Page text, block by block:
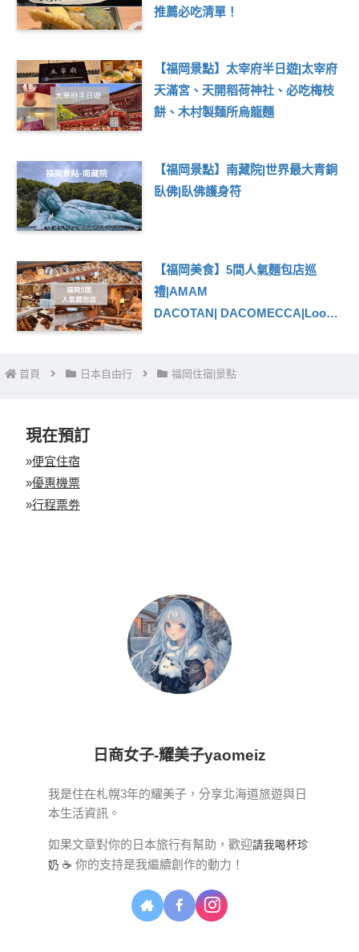
推薦必吃清單！
【福岡景點】太宰府半日遊|太宰府
天滿宮、天開稻荷神社、必吃梅枝
餅、木村製麺所烏龍麵
【福岡景點】南藏院|世界最大青銅
臥佛|臥佛護身符
【福岡美食】5間人氣麵包店巡
禮|AMAM
DACOTAN| DACOMECCA|Loop a
首頁 日本自由行 福岡住宿|景點
現在預訂
»便宜住宿
»優惠機票
»行程票劵
日商女子-耀美子yaomeiz
我是住在札幌3年的耀美子，分享北海道旅遊與日
本生活資訊。
如果文章對你的日本旅行有幫助，歡迎請我喝杯珍
奶 ☕ 你的支持是我繼續創作的動力！